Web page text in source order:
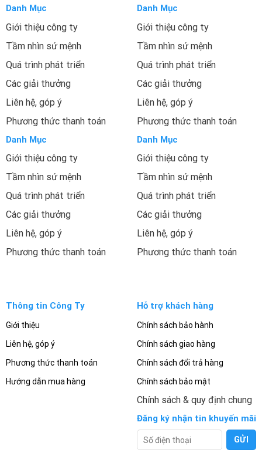
Danh Mục
Giới thiệu công ty
Tầm nhìn sứ mệnh
Quá trình phát triển
Các giải thưởng
Liên hệ, góp ý
Phương thức thanh toán
Danh Mục
Giới thiệu công ty
Tầm nhìn sứ mệnh
Quá trình phát triển
Các giải thưởng
Liên hệ, góp ý
Phương thức thanh toán
Danh Mục
Giới thiệu công ty
Tầm nhìn sứ mệnh
Quá trình phát triển
Các giải thưởng
Liên hệ, góp ý
Phương thức thanh toán
Danh Mục
Giới thiệu công ty
Tầm nhìn sứ mệnh
Quá trình phát triển
Các giải thưởng
Liên hệ, góp ý
Phương thức thanh toán
Thông tin Công Ty
Giới thiệu
Liên hệ, góp ý
Phương thức thanh toán
Hướng dẫn mua hàng
Hỗ trợ khách hàng
Chính sách bảo hành
Chính sách giao hàng
Chính sách đổi trả hàng
Chính sách bảo mật
Chính sách & quy định chung
Đăng ký nhận tin khuyến mãi